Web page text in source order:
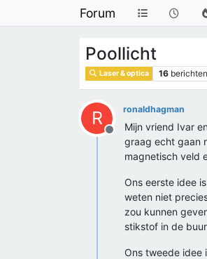
Forum
Poollicht
Laser & optica 16 berichten
R
Offline
ronaldhagman
Mijn vriend Ivar
graag echt gaan
magnetisch veld
Ons eerste idee
weten niet
zou kunnen
stikstof in de
Ons tweede idee